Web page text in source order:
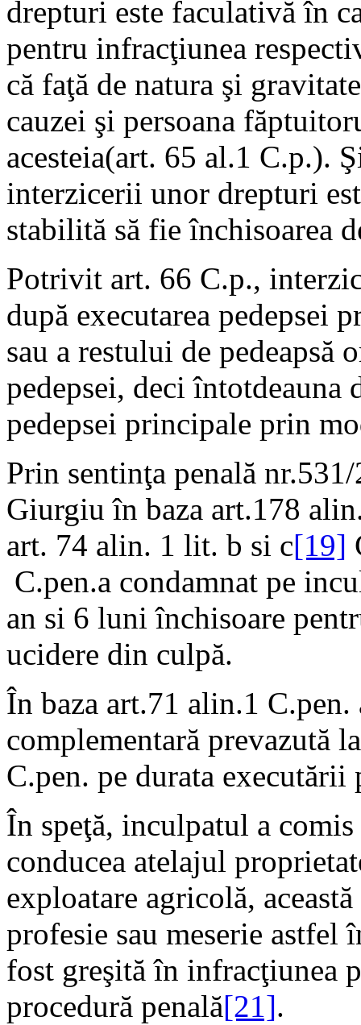
drepturi este faculativă în
pentru infracţiunea
că faţă de natura şi
cauzei şi persoana
acesteia(art. 65 al.1 C.p.).
interzicerii unor drepturi
stabilită să fie închisoarea
Potrivit art. 66 C.p.,
după executarea pedepsei
sau a restului de pedeapsă
pedepsei, deci întotdeauna
pedepsei principale prin
Prin sentinţa penală
Giurgiu în baza art.178
art. 74 alin. 1 lit. b si c[19]
C.pen.a condamnat pe
an si 6 luni închisoare
ucidere din culpă.
În baza art.71 alin.1
complementară prevazută
C.pen. pe durata executării
În speţă, inculpatul a
conducea atelajul
exploatare agricolă,
profesie sau meserie astfel
fost greşită în infracţiunea
procedură penală[21].